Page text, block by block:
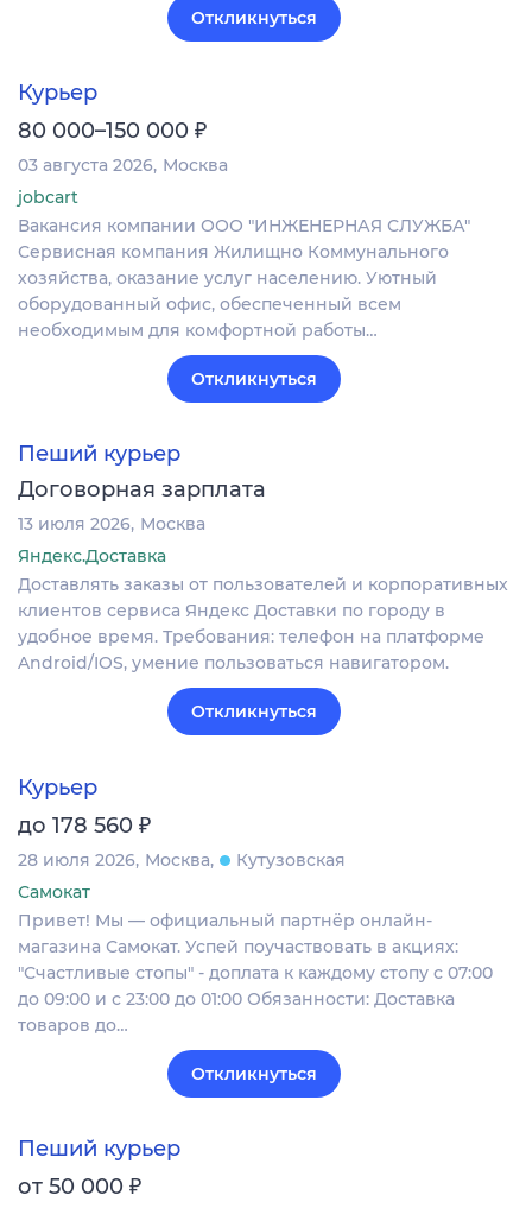
Откликнуться
Курьер
80 000–150 000 ₽
03 августа 2026 Москва
jobcart
Вакансия компании ООО "ИНЖЕНЕРНАЯ СЛУЖБА"
Сервисная компания Жилищно Коммунального
хозяйства, оказание услуг населению. Уютный
оборудованный офис, обеспеченный всем
необходимым для комфортной работы…
Откликнуться
Пеший курьер
Договорная зарплата
13 июля 2026 Москва
Яндекс.Доставка
Доставлять заказы от пользователей и корпоративных
клиентов сервиса Яндекс Доставки по городу в
удобное время. Требования: телефон на платформе
Android/IOS, умение пользоваться навигатором.
Откликнуться
Курьер
до 178 560 ₽
28 июля 2026 Москва
Кутузовская
Самокат
Привет! Мы — официальный партнёр онлайн-
магазина Самокат. Успей поучаствовать в акциях:
"Счастливые стопы" - доплата к каждому стопу с 07:00
до 09:00 и с 23:00 до 01:00 Обязанности: Доставка
товаров до…
Откликнуться
Пеший курьер
от 50 000 ₽